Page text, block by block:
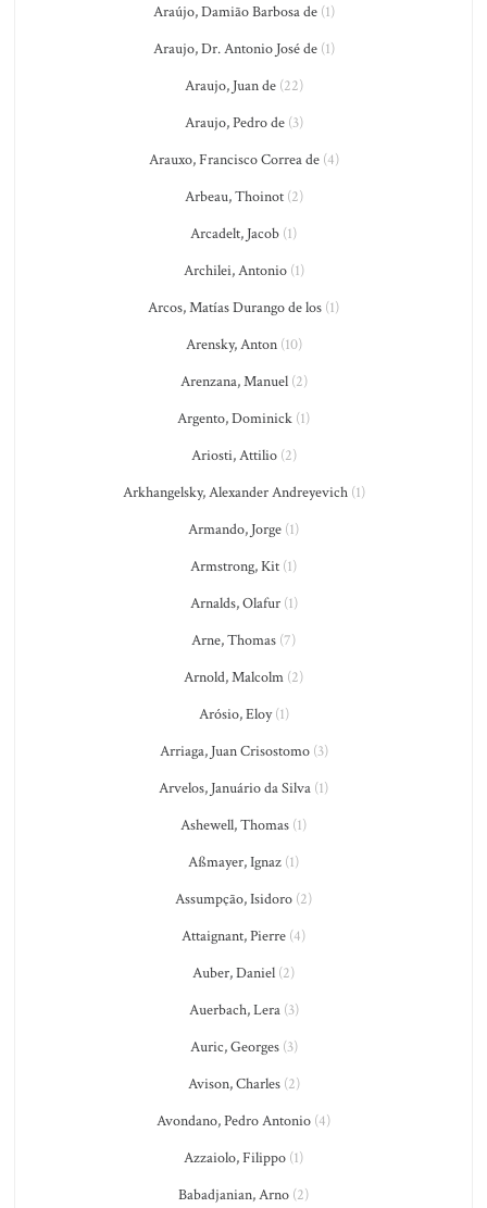
Araújo, Damião Barbosa de(1)
Araujo, Dr. Antonio José de(1)
Araujo, Juan de(22)
Araujo, Pedro de(3)
Arauxo, Francisco Correa de(4)
Arbeau, Thoinot(2)
Arcadelt, Jacob (1)
Archilei, Antonio(1)
Arcos, Matías Durango de los (1)
Arensky, Anton(10)
Arenzana, Manuel(2)
Argento, Dominick (1)
Ariosti, Attilio(2)
Arkhangelsky, Alexander Andreyevich(1)
Armando, Jorge (1)
Armstrong, Kit (1)
Arnalds, Olafur(1)
Arne, Thomas (7)
Arnold, Malcolm (2)
Arósio, Eloy(1)
Arriaga, Juan Crisostomo(3)
Arvelos, Januário da Silva (1)
Ashewell, Thomas (1)
Aßmayer, Ignaz (1)
Assumpção, Isidoro (2)
Attaignant, Pierre (4)
Auber, Daniel (2)
Auerbach, Lera(3)
Auric, Georges(3)
Avison, Charles(2)
Avondano, Pedro Antonio (4)
Azzaiolo, Filippo (1)
Babadjanian, Arno (2)